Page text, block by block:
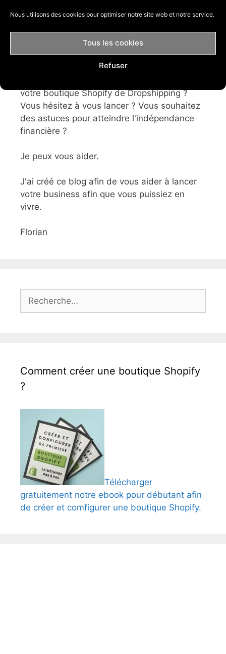
Nous utilisons des cookies pour optimiser notre site web et notre service.
Tous les cookies
Refuser
Votre business ne décolle pas ? Vous ne
votre boutique Shopify de Dropshipping ?
Vous hésitez à vous lancer ? Vous souhaitez
des astuces pour atteindre l'indépendance
financière ?
Je peux vous aider.
J'ai créé ce blog afin de vous aider à lancer
votre business afin que vous puissiez en
vivre.
Florian
Rechercher :
Comment créer une boutique Shopify
?
Télécharger
gratuitement notre ebook pour débutant afin
de créer et comfigurer une boutique Shopify.